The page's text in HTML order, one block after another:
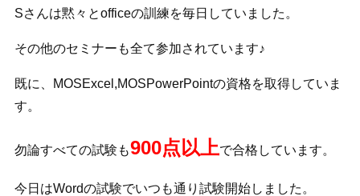
Sさんは黙々とofficeの訓練を毎日していました。
その他のセミナーも全て参加されています♪
既に、MOSExcel,MOSPowerPointの資格を取得していま
す。
勿論すべての試験も900点以上で合格しています。
今日はWordの試験でいつも通り試験開始しました。